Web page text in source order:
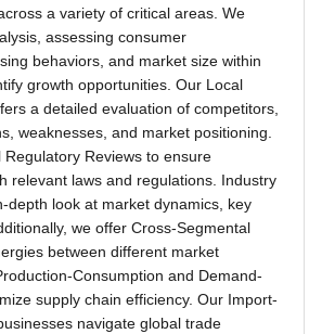
a variety of critical areas. We
assessing consumer
behaviors, and market size within
growth opportunities. Our Local
a detailed evaluation of competitors,
weaknesses, and market positioning.
Reviews to ensure
relevant laws and regulations. Industry
depth look at market dynamics, key
we offer Cross-Segmental
between different market
Consumption and Demand-
supply chain efficiency. Our Import-
navigate global trade